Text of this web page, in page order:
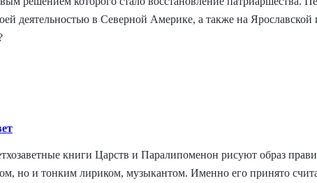
деятельностью в Северной Америке, а также на
книги Царств и Паралипоменон рисуют образ
но и тонким лириком, музыкантом. Именно его принято